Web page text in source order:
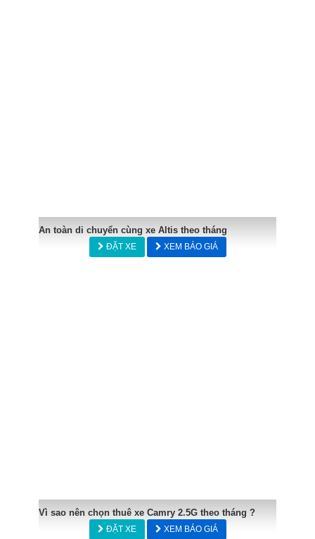
An toàn di chuyển cùng xe Altis theo tháng
ĐẶT XE XEM BÁO GIÁ
Vì sao nên chọn thuê xe Camry 2.5G theo tháng ?
ĐẶT XE XEM BÁO GIÁ